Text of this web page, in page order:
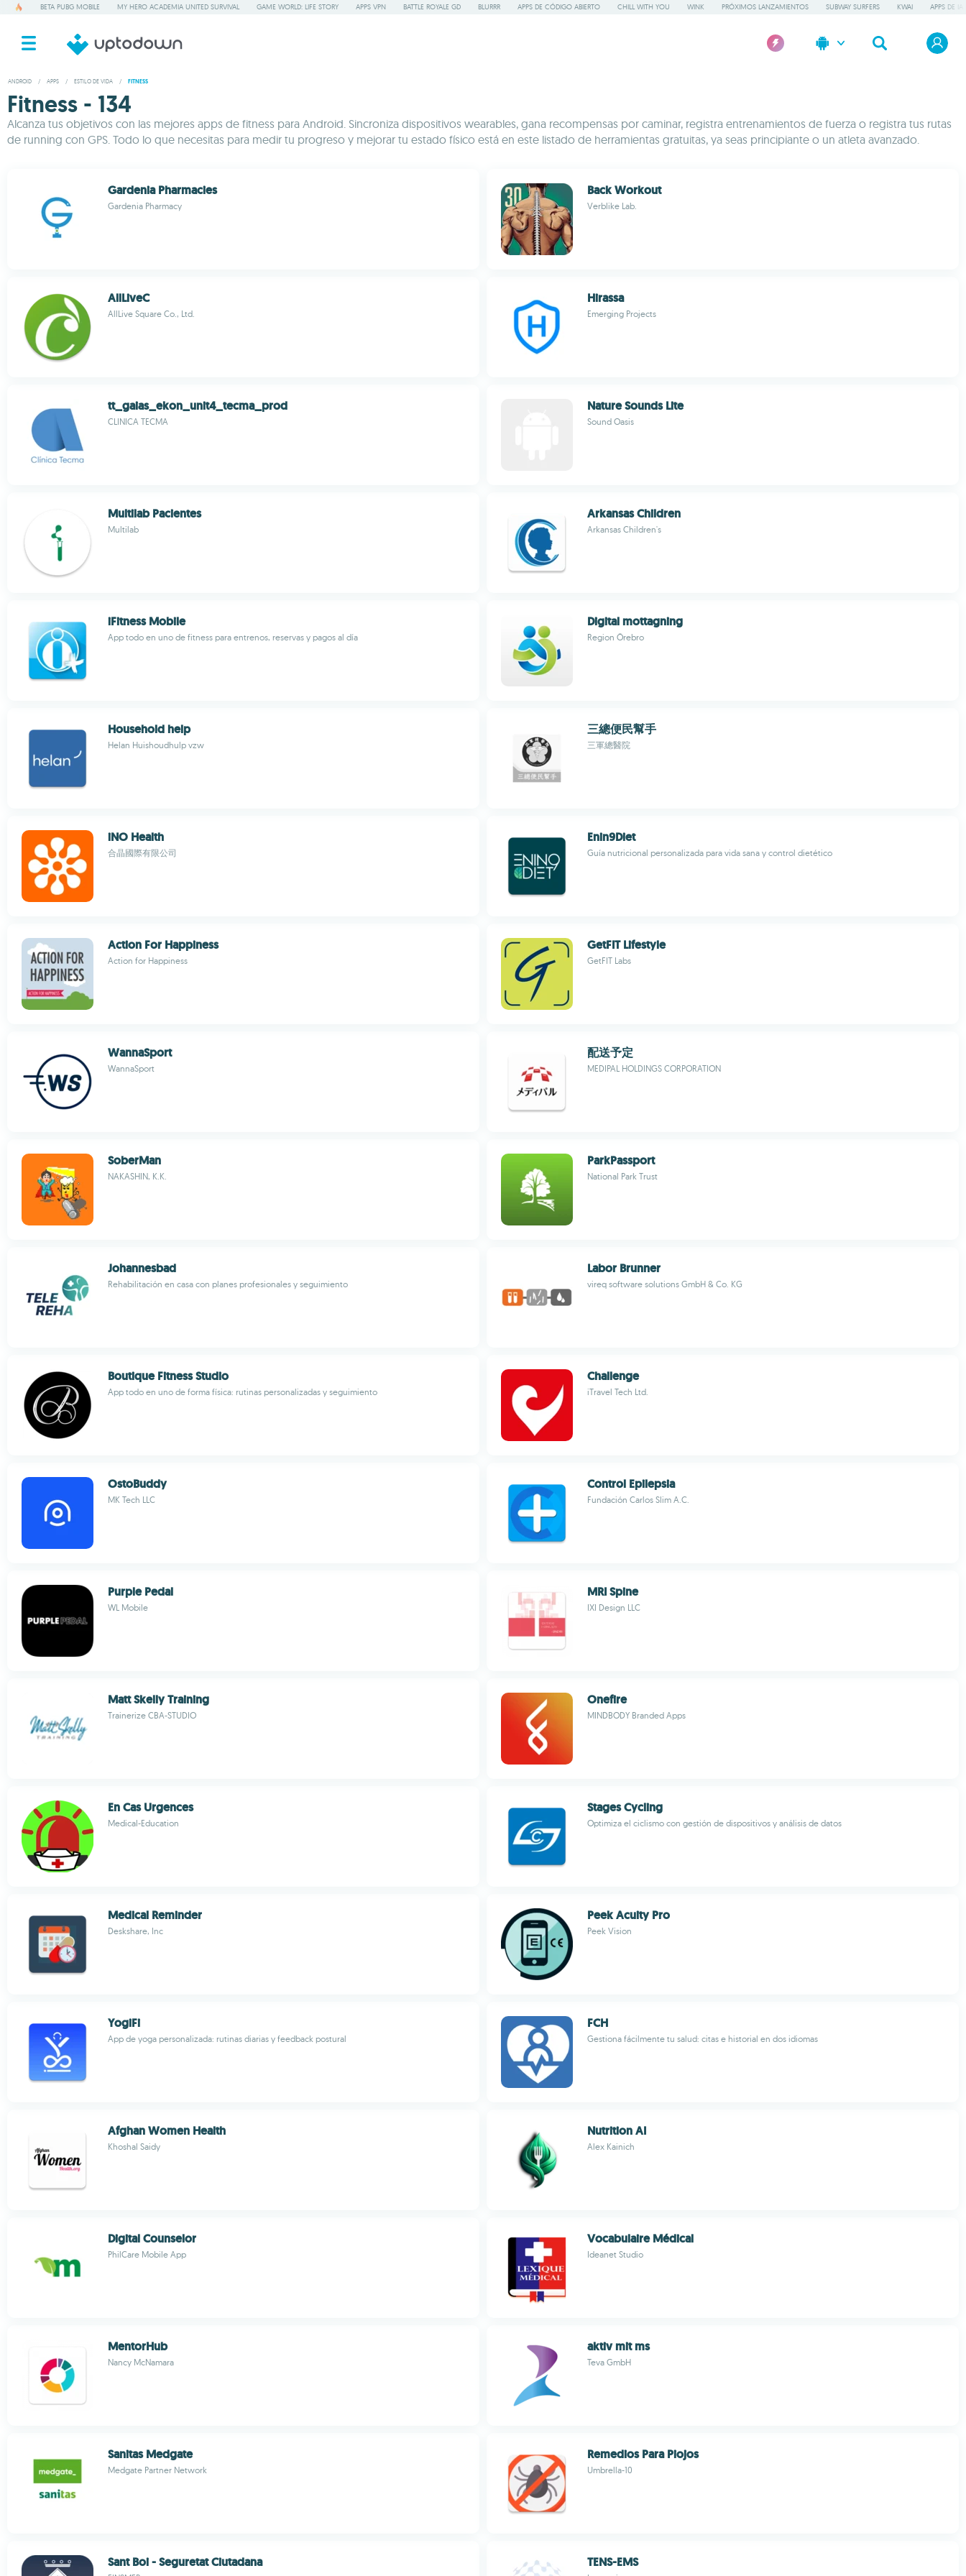
BETA PUBG MOBILE MY HERO ACADEMIA UNITED SURVIVAL GAME WORLD: LIFE STORY APPS VPN BATTLE ROYALE GD BLURRR APPS DE CÓDIGO ABIERTO CHILL WITH YOU WINK PRÓXIMOS LANZAMIENTOS SUBWAY SURFERS KWAI APPS DE IA
ANDROID / APPS / ESTILO DE VIDA / FITNESS
Fitness - 134
Alcanza tus objetivos con las mejores apps de fitness para Android. Sincroniza dispositivos wearables, gana recompensas por caminar, registra entrenamientos de fuerza o registra tus rutas
de running con GPS. Todo lo que necesitas para medir tu progreso y mejorar tu estado físico está en este listado de herramientas gratuitas, ya seas principiante o un atleta avanzado.
Gardenia Pharmacies
Gardenia Pharmacy
Back Workout
Verblike Lab.
AllLiveC
AllLive Square Co., Ltd.
Hirassa
Emerging Projects
tt_gaias_ekon_unit4_tecma_prod
CLINICA TECMA
Nature Sounds Lite
Sound Oasis
Multilab Pacientes
Multilab
Arkansas Children
Arkansas Children's
iFitness Mobile
App todo en uno de fitness para entrenos, reservas y pagos al día
Digital mottagning
Region Örebro
Household help
Helan Huishoudhulp vzw
三總便民幫手
三軍總醫院
iNO Health
合晶國際有限公司
Enin9Diet
Guía nutricional personalizada para vida sana y control dietético
Action For Happiness
Action for Happiness
GetFIT Lifestyle
GetFIT Labs
WannaSport
WannaSport
配送予定
MEDIPAL HOLDINGS CORPORATION
SoberMan
NAKASHIN, K.K.
ParkPassport
National Park Trust
Johannesbad
Rehabilitación en casa con planes profesionales y seguimiento
Labor Brunner
vireq software solutions GmbH & Co. KG
Boutique Fitness Studio
App todo en uno de forma física: rutinas personalizadas y seguimiento
Challenge
iTravel Tech Ltd.
OstoBuddy
MK Tech LLC
Control Epilepsia
Fundación Carlos Slim A.C.
Purple Pedal
WL Mobile
MRI Spine
IXI Design LLC
Matt Skelly Training
Trainerize CBA-STUDIO
Onefire
MINDBODY Branded Apps
En Cas Urgences
Medical-Education
Stages Cycling
Optimiza el ciclismo con gestión de dispositivos y análisis de datos
Medical Reminder
Deskshare, Inc
Peek Acuity Pro
Peek Vision
YogiFi
App de yoga personalizada: rutinas diarias y feedback postural
FCH
Gestiona fácilmente tu salud: citas e historial en dos idiomas
Afghan Women Health
Khoshal Saidy
Nutrition AI
Alex Kainich
Digital Counselor
PhilCare Mobile App
Vocabulaire Médical
Ideanet Studio
MentorHub
Nancy McNamara
aktiv mit ms
Teva GmbH
Sanitas Medgate
Medgate Partner Network
Remedios Para Piojos
Umbrella-10
Sant Boi - Seguretat Ciutadana TENS-EMS